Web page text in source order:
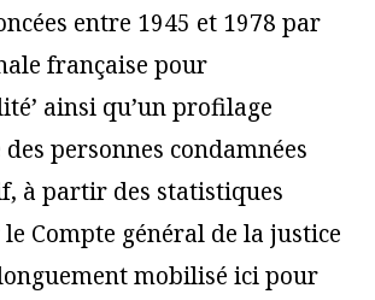
entre 1945 et 1978 par
française pour
ainsi qu’un profilage
personnes condamnées
à partir des statistiques
Compte général de la justice
longuement mobilisé ici pour